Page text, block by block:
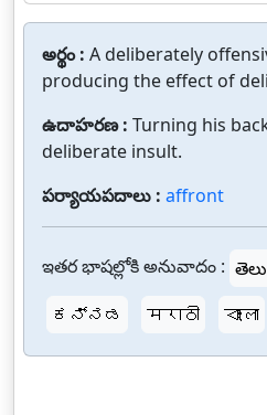
అర్థం : A deliberately
producing the effect of
ఉదాహరణ : Turning his
deliberate insult.
పర్యాయపదాలు : affront
ఇతర భాషల్లోకి అనువాదం :
ಕನ್ನಡ
मराठी বাংলা